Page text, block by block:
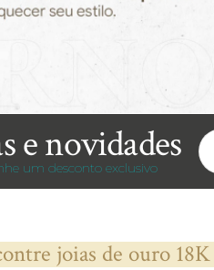
e novidades
um desconto exclusivo
joias de ouro